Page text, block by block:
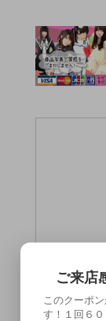
ご来店
このクーポ
す！１回６